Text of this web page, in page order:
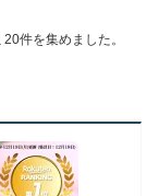
20件を集めました。